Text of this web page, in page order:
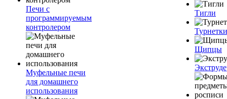
Печи с
программируемым
контролером
Муфельные печи
для домашнего
использования
Тигли
Турнетки
Щипцы